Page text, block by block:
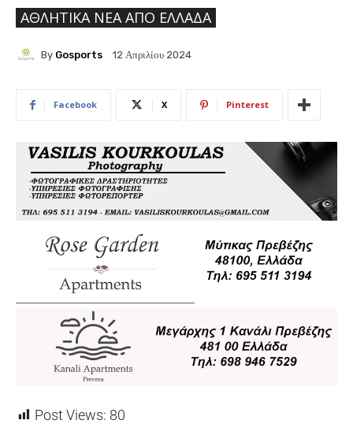
ΑΘΛΗΤΙΚΆ ΝΈΑ ΑΠΟ ΕΛΛΆΔΑ
By Gosports 12 Απριλίου 2024
Facebook X Pinterest
Post Views: 80